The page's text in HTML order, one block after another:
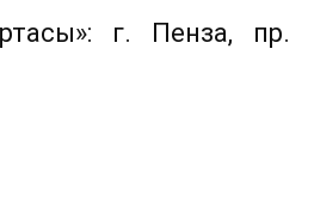
г. Пенза, пр.